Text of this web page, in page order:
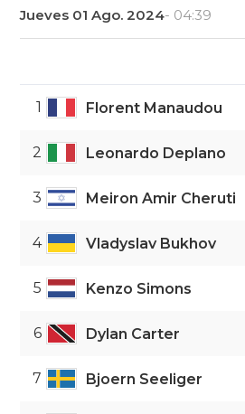
Jueves 01 Ago. 2024- 04:39
1 Florent Manaudou
2 Leonardo Deplano
3 Meiron Amir Cheruti
4 Vladyslav Bukhov
5 Kenzo Simons
6 Dylan Carter
7 Bjoern Seeliger